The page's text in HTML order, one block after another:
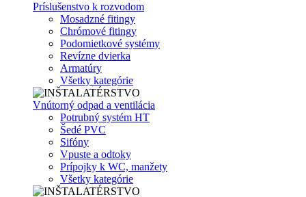
Príslušenstvo k rozvodom
Mosadzné fitingy
Chrómové fitingy
Podomietkové systémy
Revízne dvierka
Armatúry
Všetky kategórie
Vnútorný odpad a ventilácia
Potrubný systém HT
Šedé PVC
Sifóny
Vpuste a odtoky
Prípojky k WC, manžety
Všetky kategórie